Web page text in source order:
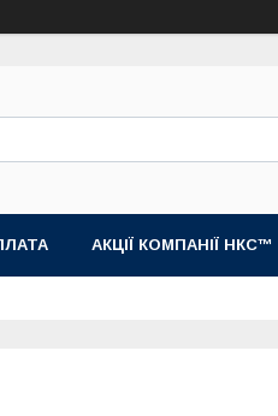
АКЦІЇ КОМПАНІЇ НКС™